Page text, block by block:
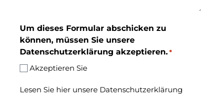
Um dieses Formular abschicken zu
können, müssen Sie unsere
Datenschutzerklärung akzeptieren. *
Akzeptieren Sie
Lesen Sie hier unsere Datenschutzerklärung